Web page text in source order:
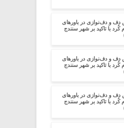
و دف‌نوازی در باورهای
کُرد با تاکید بر شهر سنندج
و دف‌نوازی در باورهای
کُرد با تاکید بر شهر سنندج
و دف‌نوازی در باورهای
کُرد با تاکید بر شهر سنندج